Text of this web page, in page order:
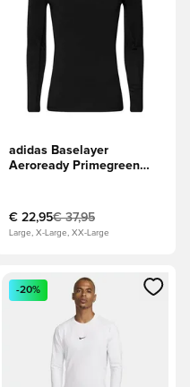
adidas Baselayer
Aeroready Primegreen
€ 22,95€ 37,95
Large, X-Large, XX-Large
of je aan te melden als
Opent een venster om in te
-20%